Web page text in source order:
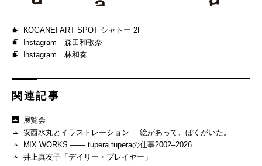
KOGANEI ART SPOT シャトー 2F
Instagram 森田和歌奈
Instagram 林和奏
関連記事
展覧会
安西水丸とイラストレーション──絵があって、ぼくがいた。
MIX WORKS —— tupera tuperaの仕事2002–2026
井上真友子「デイリー・プレイヤー」